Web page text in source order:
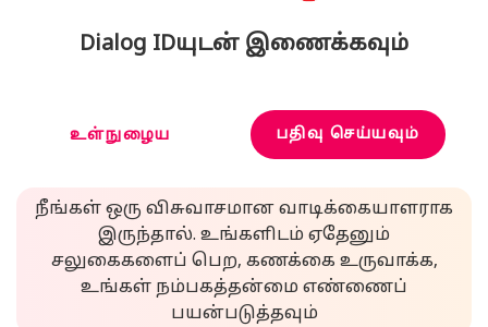
Dialog IDயுடன் இணைக்கவும்
உள்நுழைய பதிவு செய்யவும்
நீங்கள் ஒரு விசுவாசமான வாடிக்கையாளராக
இருந்தால். உங்களிடம் ஏதேனும்
சலுகைகளைப் பெற, கணக்கை உருவாக்க,
உங்கள் நம்பகத்தன்மை எண்ணைப்
பயன்படுத்தவும்